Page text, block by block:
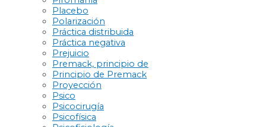
Placebo
Polarización
Práctica distribuida
Práctica negativa
Prejuicio
Premack, principio de
Principio de Premack
Proyección
Psico
Psicocirugía
Psicofísica